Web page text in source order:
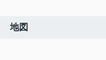
地図